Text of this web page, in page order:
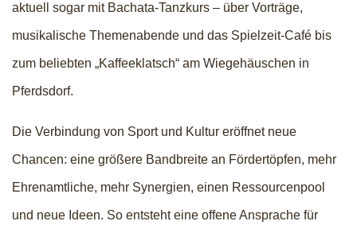
aktuell sogar mit Bachata-Tanzkurs – über Vorträge,
musikalische Themenabende und das Spielzeit-Café bis
zum beliebten „Kaffeeklatsch“ am Wiegehäuschen in
Pferdsdorf.
Die Verbindung von Sport und Kultur eröffnet neue
Chancen: eine größere Bandbreite an Fördertöpfen, mehr
Ehrenamtliche, mehr Synergien, einen Ressourcenpool
und neue Ideen. So entsteht eine offene Ansprache für